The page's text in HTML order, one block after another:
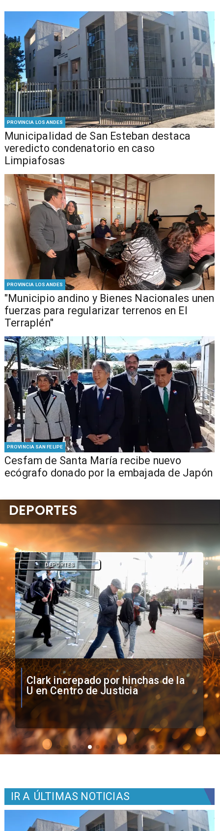
PROVINCIA LOS ANDES
Municipalidad de San Esteban destaca
veredicto condenatorio en caso
Limpiafosas
PROVINCIA LOS ANDES
"Municipio andino y Bienes Nacionales unen
fuerzas para regularizar terrenos en El
Terraplén"
PROVINCIA SAN FELIPE
Cesfam de Santa María recibe nuevo
ecógrafo donado por la embajada de Japón
Vozinha firma contrato con Colo
Colo como nuevo arquero
DEPORTES
DEPORTES
IR A ÚLTIMAS NOTICIAS